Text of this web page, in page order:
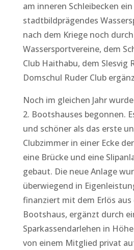
am inneren Schleibecken
stadtbildprägendes
nach dem Kriege noch
Wassersportvereine, dem
Club Haithabu, dem Slesvig
Domschul Ruder Club
Noch im gleichen Jahr
2. Bootshauses begonnen.
und schöner als das erste
Clubzimmer in einer Ecke
eine Brücke und eine
gebaut. Die neue Anlage
überwiegend in
finanziert mit dem Erlös aus
Bootshaus, ergänzt durch
Sparkassendarlehen in
von einem Mitglied privat